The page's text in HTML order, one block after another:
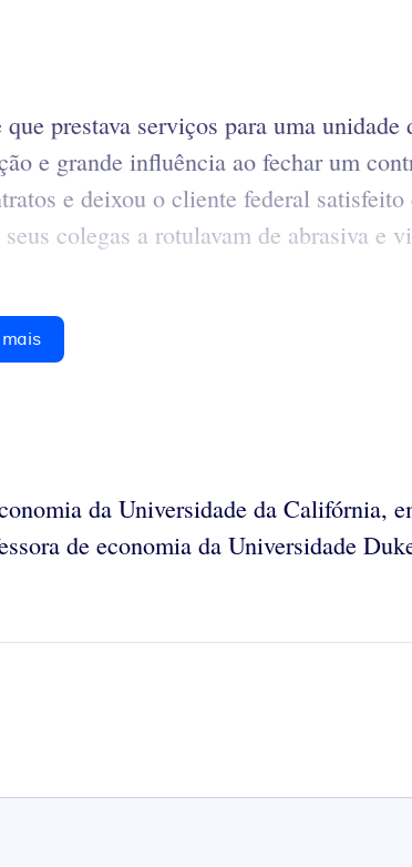
prestava serviços para uma unidade
e grande influência ao fechar um
e deixou o cliente federal
colegas a rotulavam de abrasiva e
mais
da Universidade da Califórnia,
de economia da Universidade